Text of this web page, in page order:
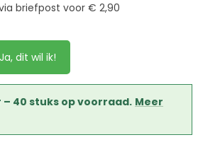
briefpost voor € 2,90
Ja, dit wil ik!
40 stuks op voorraad. Meer